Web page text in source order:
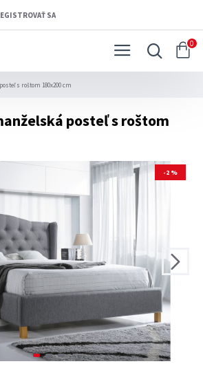
SA
0
s roštom 180x200 cm
posteľ s roštom
-2 %